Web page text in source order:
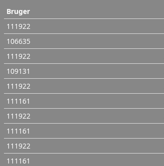
Bruger
111922
106635
111922
109131
111922
111161
111922
111161
111922
111161